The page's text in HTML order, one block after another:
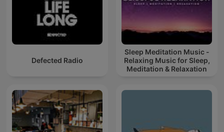
Defected Radio
Sleep Meditation Music -
Relaxing Music for Sleep,
Meditation & Relaxation